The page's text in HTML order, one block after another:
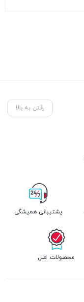
رفتن به بالا
پشتیبانی همیشگی
محصولات اصل